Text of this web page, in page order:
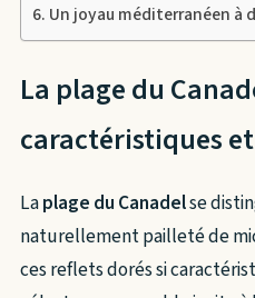
Un joyau méditerranéen à
La plage du
caractéristiques
Laplage du Canadelse
naturellement pailleté de
ces reflets dorés si